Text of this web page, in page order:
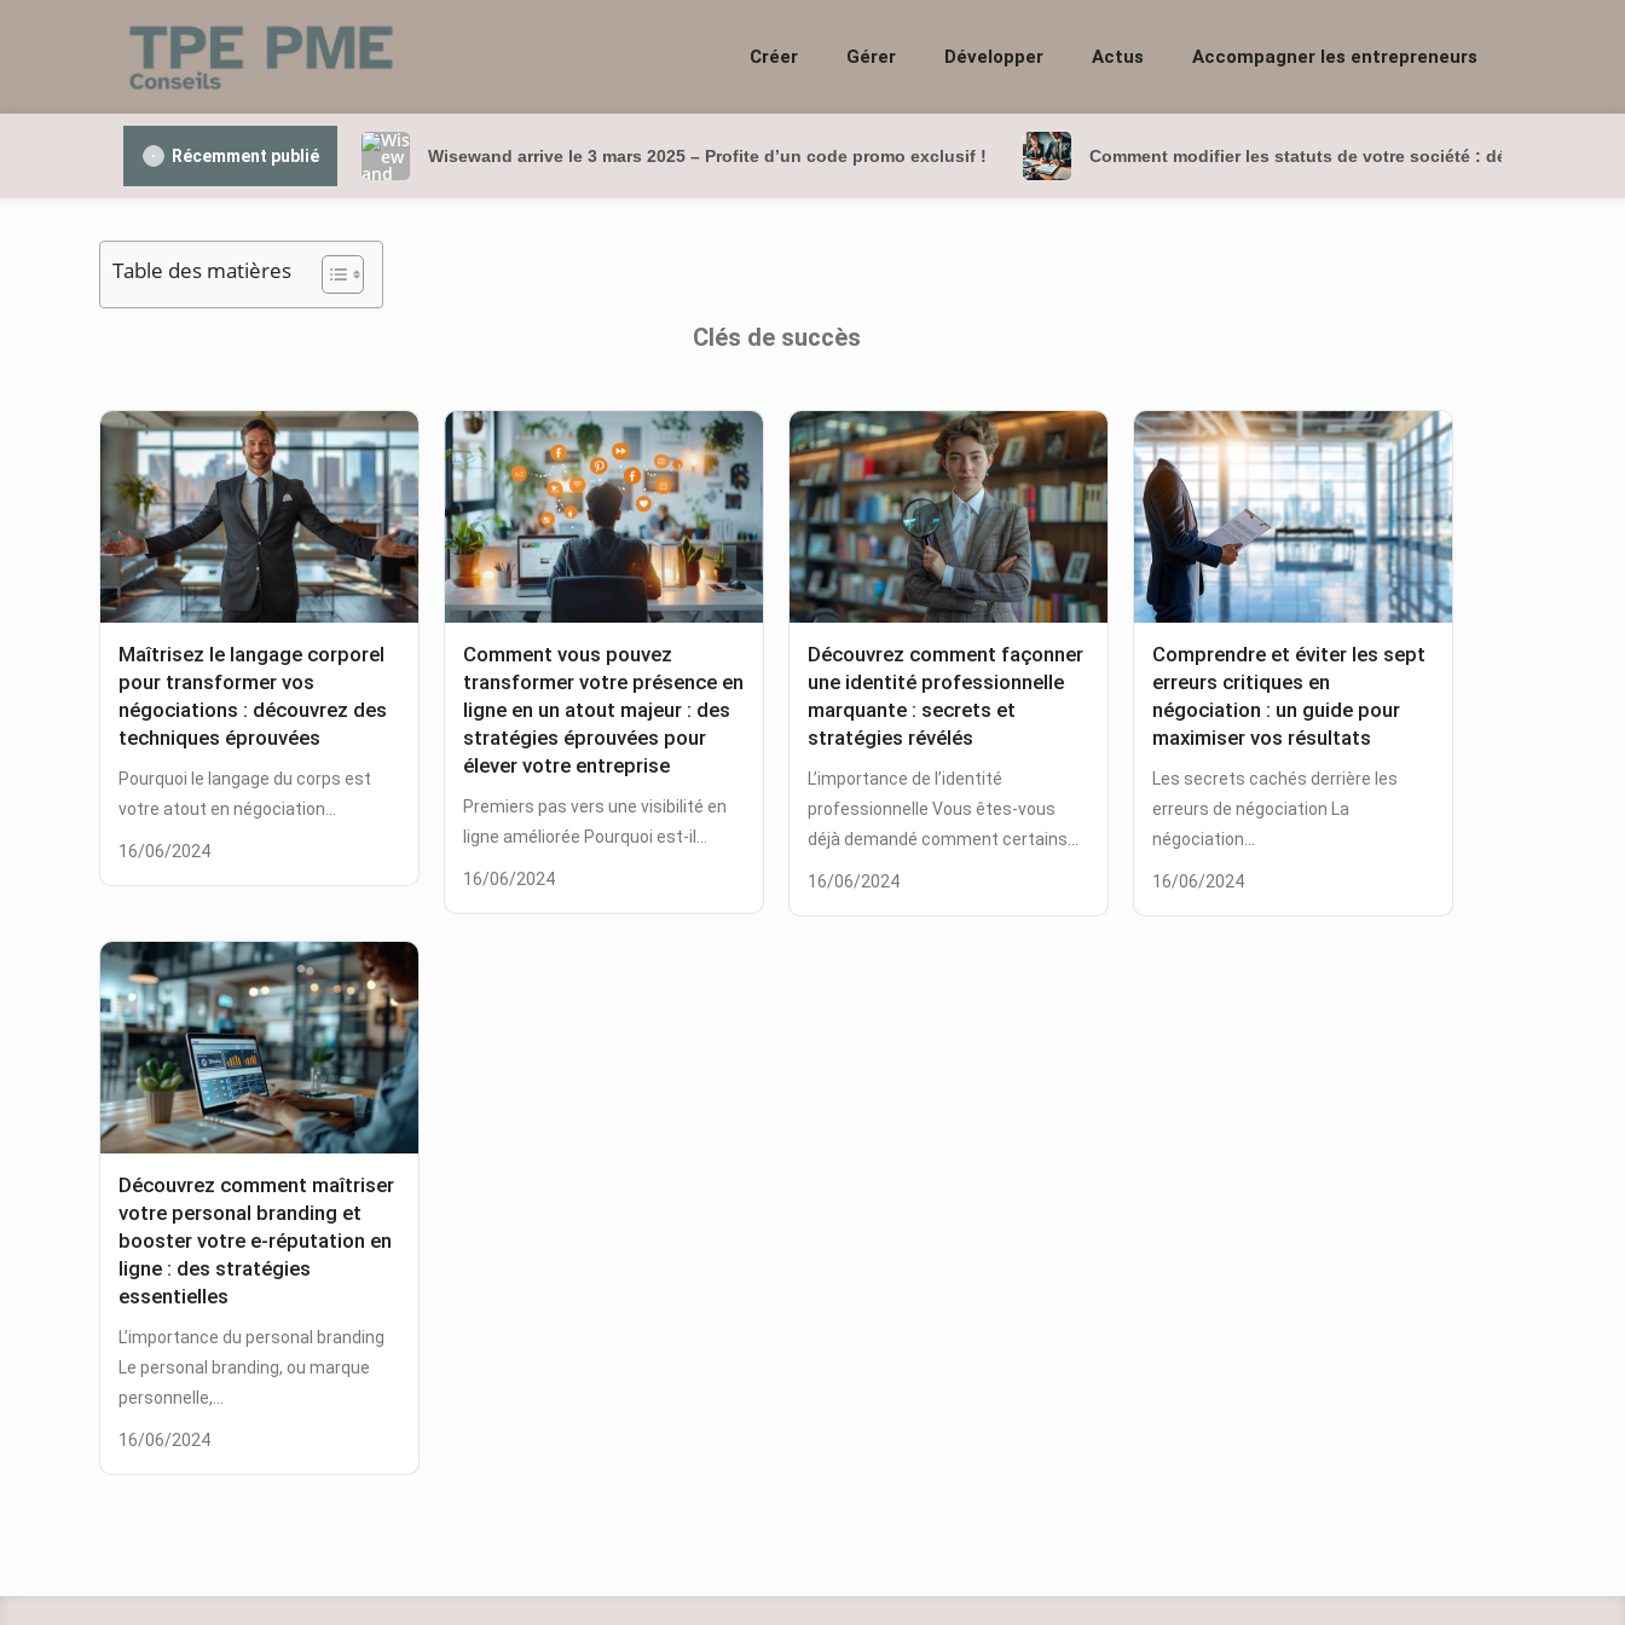
Créer Gérer Développer Actus Accompagner les entrepreneurs
Récemment publié Wisewand arrive le 3 mars 2025 – Profite d’un code promo exclusif ! Comment modifier les statuts de votre société : démarches et
Table des matières
Clés de succès
Maîtrisez le langage corporel
pour transformer vos
négociations : découvrez des
techniques éprouvées
Pourquoi le langage du corps est
votre atout en négociation...
16/06/2024
Comment vous pouvez
transformer votre présence en
ligne en un atout majeur : des
stratégies éprouvées pour
élever votre entreprise
Premiers pas vers une visibilité en
ligne améliorée Pourquoi est-il...
16/06/2024
Découvrez comment façonner
une identité professionnelle
marquante : secrets et
stratégies révélés
L’importance de l’identité
professionnelle Vous êtes-vous
déjà demandé comment certains...
16/06/2024
Comprendre et éviter les sept
erreurs critiques en
négociation : un guide pour
maximiser vos résultats
Les secrets cachés derrière les
erreurs de négociation La
négociation...
16/06/2024
Découvrez comment maîtriser
votre personal branding et
booster votre e-réputation en
ligne : des stratégies
essentielles
L’importance du personal branding
Le personal branding, ou marque
personnelle,...
16/06/2024